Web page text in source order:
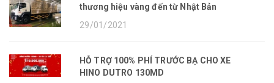
thương hiệu vàng đến từ Nhật Bản
29/01/2021
HỖ TRỢ 100% PHÍ TRƯỚC BẠ CHO XE
HINO DUTRO 130MD